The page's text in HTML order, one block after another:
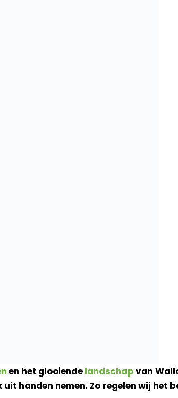
en het glooiende landschap van
handen nemen. Zo regelen wij het